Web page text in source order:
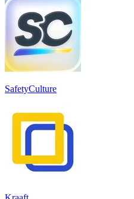
SafetyCulture